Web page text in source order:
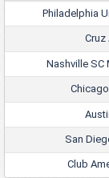
Philadelphia
Cruz
Nashville SC
San
Club